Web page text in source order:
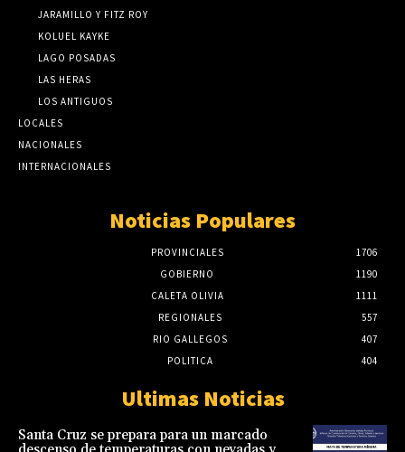
JARAMILLO Y FITZ ROY
KOLUEL KAYKE
LAGO POSADAS
LAS HERAS
LOS ANTIGUOS
LOCALES
NACIONALES
INTERNACIONALES
Noticias Populares
PROVINCIALES
1706
GOBIERNO
1190
CALETA OLIVIA
1111
REGIONALES
557
RIO GALLEGOS
407
POLITICA
404
Ultimas Noticias
Santa Cruz se prepara para un marcado